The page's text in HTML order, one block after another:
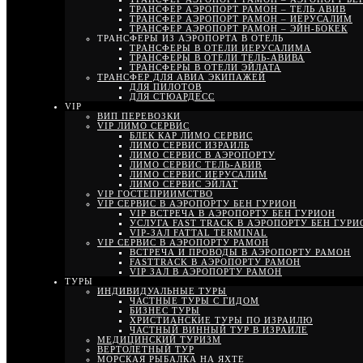
ТРАНСФЕР АЭРОПОРТ РАМОН – ТЕЛЬ АВИВ
ТРАНСФЕР АЭРОПОРТ РАМОН – ИЕРУСАЛИМ
ТРАНСФЕР АЭРОПОРТ РАМОН – ЭЙН-БОКЕК
ТРАНСФЕРЫ ИЗ АЭРОПОРТА В ОТЕЛЬ
ТРАНСФЕРЫ В ОТЕЛИ ИЕРУСАЛИМА
ТРАНСФЕРЫ В ОТЕЛИ ТЕЛЬ-АВИВА
ТРАНСФЕРЫ В ОТЕЛИ ЭЙЛАТА
ТРАНСФЕР ДЛЯ АВИА ЭКИПАЖЕЙ
ДЛЯ ПИЛОТОВ
ДЛЯ СТЮАРДЕСС
VIP
ВИП ПЕРЕВОЗКИ
VIP ЛИМО СЕРВИС
БЛЕК КАР ЛИМО СЕРВИС
ЛИМО СЕРВИС ИЗРАИЛЬ
ЛИМО СЕРВИС В АЭРОПОРТУ
ЛИМО СЕРВИС ТЕЛЬ-АВИВ
ЛИМО СЕРВИС ИЕРУСАЛИМ
ЛИМО СЕРВИС ЭЙЛАТ
VIP ГОСТЕПРИИМСТВО
VIP СЕРВИС В АЭРОПОРТУ БЕН ГУРИОН
VIP ВСТРЕЧА В АЭРОПОРТУ БЕН ГУРИОН
УСЛУГА FAST TRACK В АЭРОПОРТУ БЕН
VIP-ЗАЛ FATTAL TERMINAL
VIP СЕРВИС В АЭРОПОРТУ РАМОН
ВСТРЕЧА И ПРОВОДЫ В АЭРОПОРТУ РАМОН
FASTTRACK В АЭРОПОРТУ РАМОН
VIP ЗАЛ В АЭРОПОРТУ РАМОН
ТУРЫ
ИНДИВИДУАЛЬНЫЕ ТУРЫ
ЧАСТНЫЕ ТУРЫ С ГИДОМ
БИЗНЕС ТУРЫ
ХРИСТИАНСКИЕ ТУРЫ ПО ИЗРАИЛЮ
ЧАСТНЫЙ ВИННЫЙ ТУР В ИЗРАИЛЕ
МЕДИЦИНСКИЙ ТУРИЗМ
ВЕРТОЛЕТНЫЙ ТУР
МОРСКАЯ РЫБАЛКА НА ЯХТЕ